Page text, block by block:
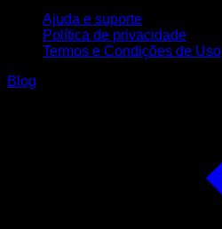
Ajuda e suporte
Política de privacidade
Termos e Condições de Uso
Blog